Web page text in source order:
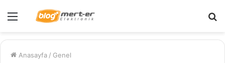
Menü
Anasayfa / Genel